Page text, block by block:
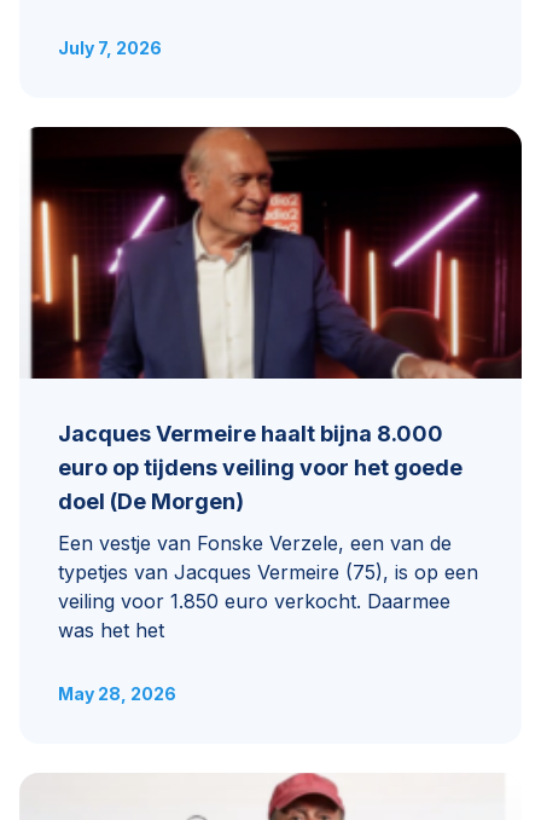
July 7, 2026
Jacques Vermeire haalt bijna 8.000
euro op tijdens veiling voor het goede
doel (De Morgen)
Een vestje van Fonske Verzele, een van de
typetjes van Jacques Vermeire (75), is op een
veiling voor 1.850 euro verkocht. Daarmee
was het het
May 28, 2026